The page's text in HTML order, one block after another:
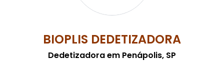
BIOPLIS DEDETIZADORA
Dedetizadora em Penápolis, SP